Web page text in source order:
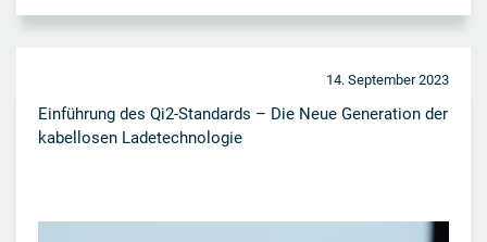
14. September 2023
Einführung des Qi2-Standards – Die Neue Generation der
kabellosen Ladetechnologie